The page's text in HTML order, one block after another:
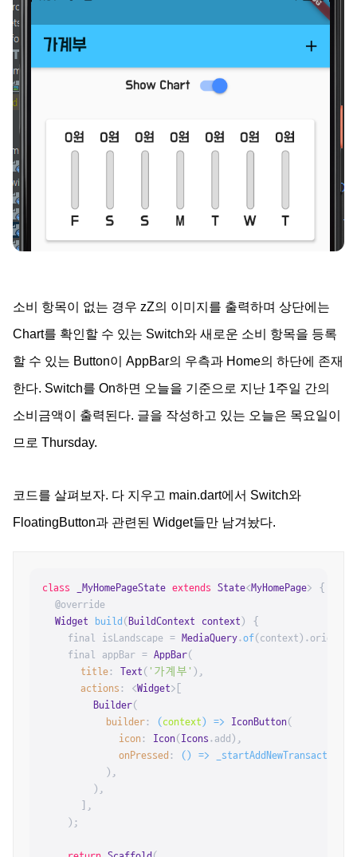
소비 항목이 없는 경우 zZ의 이미지를 출력하며 상단에는
Chart를 확인할 수 있는 Switch와 새로운 소비 항목을 등록
할 수 있는 Button이 AppBar의 우측과 Home의 하단에 존재
한다. Switch를 On하면 오늘을 기준으로 지난 1주일 간의
소비금액이 출력된다. 글을 작성하고 있는 오늘은 목요일이
므로 Thursday.
코드를 살펴보자. 다 지우고 main.dart에서 Switch와
FloatingButton과 관련된 Widget들만 남겨놨다.
class _MyHomePageState extends State<MyHomePage> {
  @override
Widget
build ( BuildContext context ) {
    final isLandscape =
MediaQuery.of(context).
    final appBar =
AppBar(
title: Text ( '가계부' ),
actions : <Widget>[
Builder(
builder: ( context ) => IconButton(
icon : Icon( Icons . add ),
onPressed : () => _startAddNewTransaction
          ),
        ),
      ],
    );